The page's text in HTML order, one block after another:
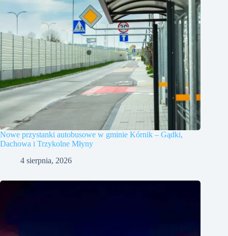
Nowe przystanki autobusowe w gminie Kórnik – Gądki,
Dachowa i Trzykolne Młyny
4 sierpnia, 2026